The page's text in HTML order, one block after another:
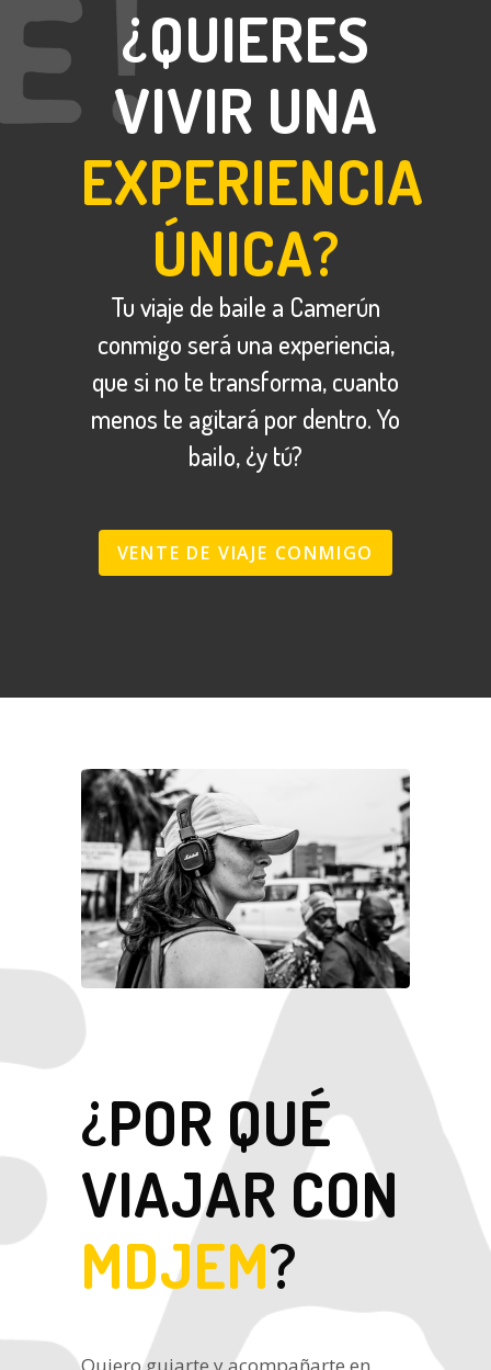
¿QUIERES
VIVIR UNA
EXPERIENCIA
ÚNICA?
Tu viaje de baile a Camerún
conmigo será una experiencia,
que si no te transforma, cuanto
menos te agitará por dentro. Yo
bailo, ¿y tú?
VENTE DE VIAJE CONMIGO
¿POR QUÉ
VIAJAR CON
MDJEM?